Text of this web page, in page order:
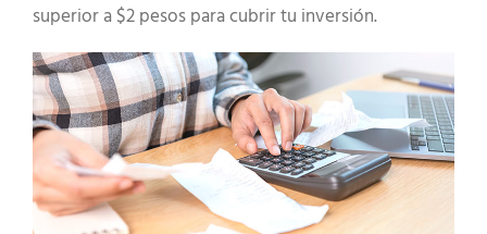
superior a $2 pesos para cubrir tu inversión.